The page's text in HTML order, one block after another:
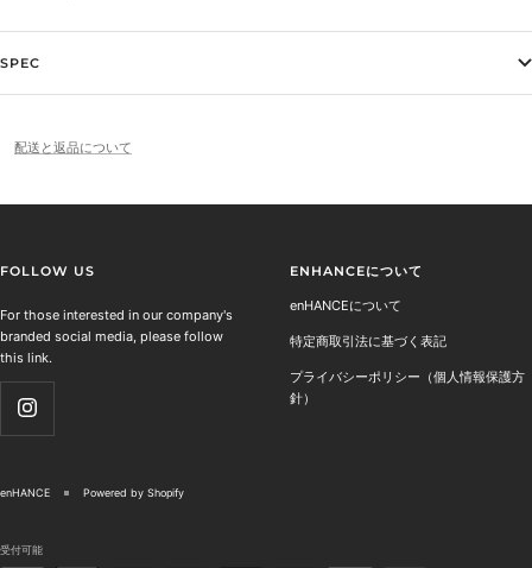
SPEC
配送と返品について
FOLLOW US
For those interested in our company's
branded social media, please follow
this link.
ENHANCEについて
enHANCEについて
特定商取引法に基づく表記
プライバシーポリシー（個人情報保護方
針）
enHANCE Powered by Shopify
受付可能